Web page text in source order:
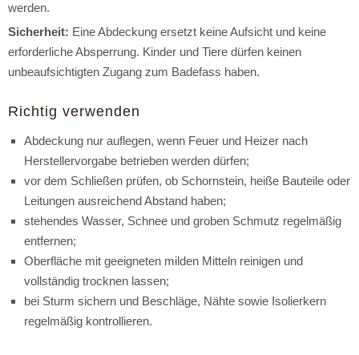
werden.
Sicherheit: Eine Abdeckung ersetzt keine Aufsicht und keine
erforderliche Absperrung. Kinder und Tiere dürfen keinen
unbeaufsichtigten Zugang zum Badefass haben.
Richtig verwenden
Abdeckung nur auflegen, wenn Feuer und Heizer nach
Herstellervorgabe betrieben werden dürfen;
vor dem Schließen prüfen, ob Schornstein, heiße Bauteile oder
Leitungen ausreichend Abstand haben;
stehendes Wasser, Schnee und groben Schmutz regelmäßig
entfernen;
Oberfläche mit geeigneten milden Mitteln reinigen und
vollständig trocknen lassen;
bei Sturm sichern und Beschläge, Nähte sowie Isolierkern
regelmäßig kontrollieren.